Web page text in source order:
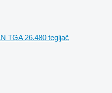
TGA 26.480 tegljač